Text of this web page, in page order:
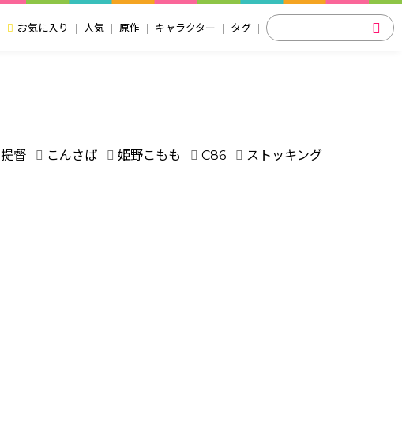
お気に入り 人気 原作 キャラクター タグ
提督 こんさば 姫野こもも C86
ストッキング